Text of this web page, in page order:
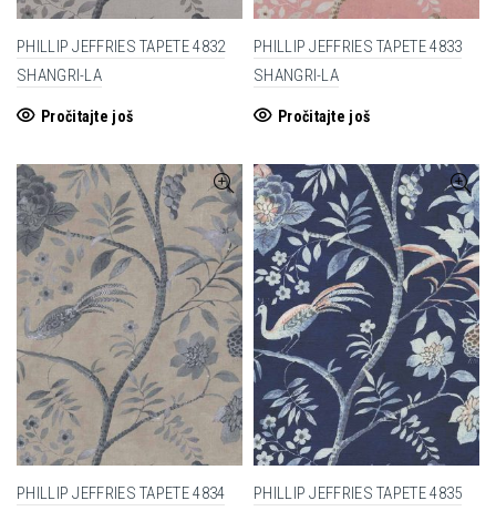
PHILLIP JEFFRIES TAPETE 4832
SHANGRI-LA
Pročitajte još
PHILLIP JEFFRIES TAPETE 4833
SHANGRI-LA
Pročitajte još
PHILLIP JEFFRIES TAPETE 4834
PHILLIP JEFFRIES TAPETE 4835